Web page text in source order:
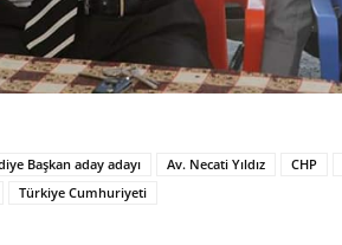
Başkan aday adayı Av. Necati Yıldız CHP
Türkiye Cumhuriyeti